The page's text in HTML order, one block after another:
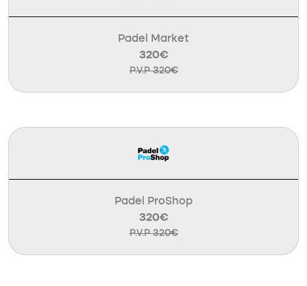
Padel Market
320€
P.V.P 320€
Padel ProShop
320€
P.V.P 320€